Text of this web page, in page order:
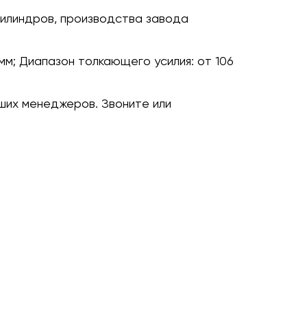
производства завода
Диапазон толкающего усилия: от 106
менеджеров. Звоните или